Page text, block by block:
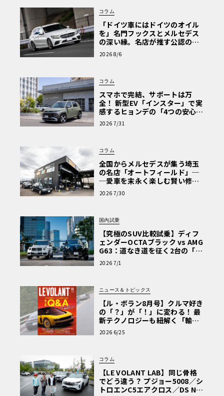
コラム
「ドイツ車にはドイツのオイル
を」名門フックスとメルセデス
の深い縁。名店が推す公認の安
心と、Cクラスで味わうシルキー
な走り〈PR〉
2026 8/6
コラム
スマホで完結、サポートは万
全！ 新型EV「インスター」で実
感するヒョンデの「4つの安心」
【第1回・ヒョンデ6つの疑問：
Why? Hyundai?】〈PR〉
2026 7/31
コラム
全国からメルセデスが集う埼玉
の名店「オートフィールド」─
─愛車を末永く楽しむ賢い修理
術と、プロがフックス製オイル
を選ぶ理由〈PR〉
2026 7/30
国内試乗
【究極のSUV比較試乗】ディフ
ェンダーOCTAブラック vs AMG
G63：道なき道を征く2台の「対
極的アプローチ」
2026 7/1
ニュース＆トピックス
【ル・ボラン8月号】クルマ好き
の「？」が「！」に変わる！ 最
新テクノロジーも紐解く「輸入
車Q&A」
2026 6/25
コラム
【LE VOLANT LAB】同じ骨格
でどう違う？ プジョー5008／シ
トロエンC5エアクロス／DS Nº4